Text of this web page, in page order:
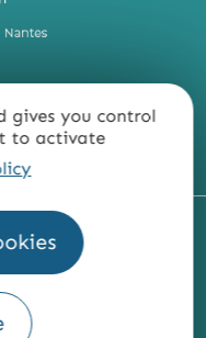
gives you control
to activate
PLAN DU SITE
PRESSE
?